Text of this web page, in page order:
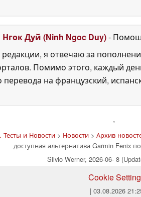
Дуй (Ninh Ngoc Duy)-
я отвечаю за
Помимо этого, каждый
на французский,
'
и Новости > Новости > Архив
доступная альтернатива Garmin Fenix
Silvio Werner, 2026-06- 8
Cookie
| 03.08.2026